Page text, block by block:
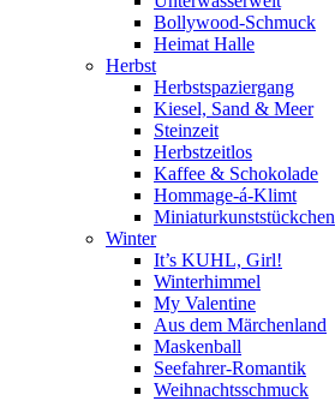
Bollywood-Schmuck
Heimat Halle
Herbst
Herbstspaziergang
Kiesel, Sand & Meer
Steinzeit
Herbstzeitlos
Kaffee & Schokolade
Hommage-á-Klimt
Miniaturkunststückchen
Winter
It’s KUHL, Girl!
Winterhimmel
My Valentine
Aus dem Märchenland
Maskenball
Seefahrer-Romantik
Weihnachtsschmuck